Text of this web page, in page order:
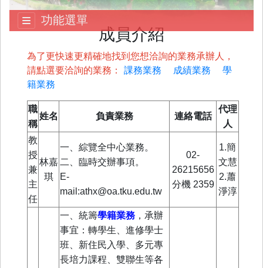
功能選單
成員介紹
為了更快速更精確地找到您想洽詢的業務承辦人，
請點選要洽詢的業務： 課務業務 成績業務
學
籍業務
職
稱
姓名 負責業務 連絡電話
代理
人
教
授
兼
主
任
林嘉
琪
一、綜覽全中心業務。
二、臨時交辦事項。
E-
mail:athx@oa.tku.edu.tw
02-
26215656
分機 2359
1.簡
文慧
2.蕭
淨淳
一、統籌學籍業務 ， 承辦
事宜：轉學生、進修學士
班、新住民入學、多元專
長培力課程、雙聯生等各